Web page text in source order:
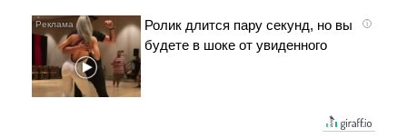
i
Ролик длится пару секунд, но вы
будете в шоке от увиденного